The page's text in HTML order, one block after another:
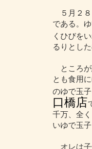
５月２８
である。
くひびを
るりとし
ところが
とも食用
のゆで玉
口橋店
千万、全
いゆで玉
オレは子